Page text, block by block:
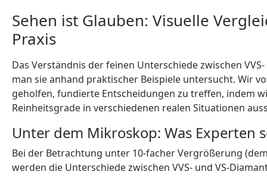
Sehen ist Glauben: Visuelle
Praxis
Das Verständnis der feinen Unterschiede zwischen
man sie anhand praktischer Beispiele untersucht. Wir
geholfen, fundierte Entscheidungen zu treffen, indem
Reinheitsgrade in verschiedenen realen Situationen
Unter dem Mikroskop: Was Experten
Bei der Betrachtung unter 10-facher Vergrößerung
werden die Unterschiede zwischen VVS- und VS-